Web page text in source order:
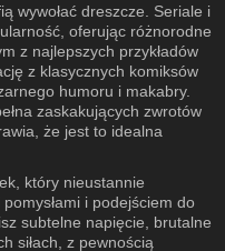
wywołać dreszcze. Seriale i
oferując różnorodne
z najlepszych przykładów
z klasycznych komiksów
humoru i makabry.
zaskakujących zwrotów
że jest to idealna
który nieustannie
i podejściem do
subtelne napięcie, brutalne
siłach, z pewnością